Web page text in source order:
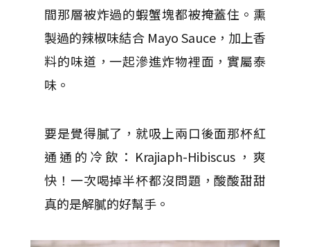
間那層被炸過的蝦蟹塊都被掩蓋住。熏
製過的辣椒味結合 Mayo Sauce，加上香
料的味道，一起滲進炸物裡面，實屬泰
味。
要是覺得膩了，就吸上兩口後面那杯紅
通通的冷飲：Krajiaph-Hibiscus，爽
快！一次喝掉半杯都沒問題，酸酸甜甜
真的是解膩的好幫手。